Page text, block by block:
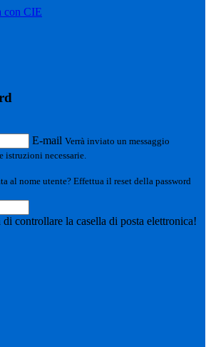
con CIE
E-mail Verrà inviato un messaggio
necessarie.
al nome utente? Effettua il reset della password
controllare la casella di posta elettronica!